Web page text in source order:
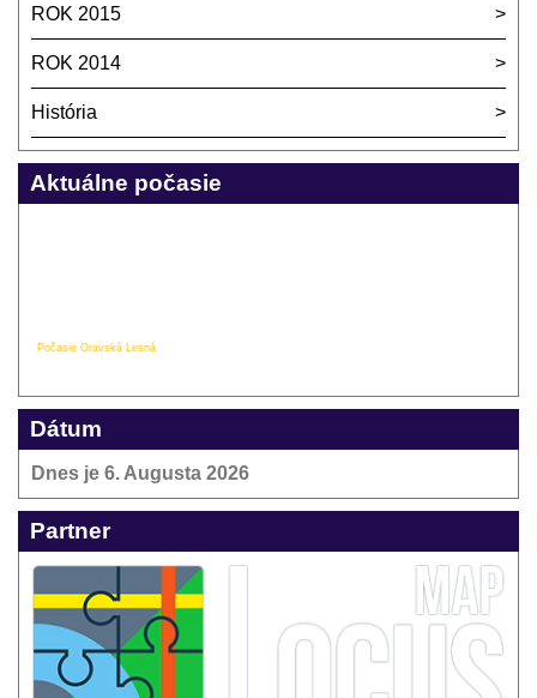
ROK 2015
ROK 2014
História
Aktuálne počasie
Počasie Oravská Lesná
Dátum
Dnes je 6. Augusta 2026
Partner